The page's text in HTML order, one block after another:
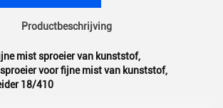
Productbeschrijving
mist sproeier van kunststof,
voor fijne mist van kunststof,
18/410